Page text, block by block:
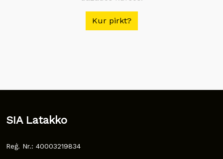
Kur pirkt?
SIA Latakko
Reģ. Nr.: 40003219834